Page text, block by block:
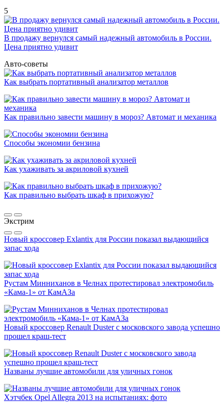
5
В продажу вернулся самый надежный автомобиль в России.
Цена приятно удивит
Авто-советы
Как выбрать портативный анализатор металлов
Как правильно завести машину в мороз? Автомат и механика
Способы экономии бензина
Как ухаживать за акриловой кухней
Как правильно выбрать шкаф в прихожую?
Экстрим
Новый кроссовер Exlantix для России показал выдающийся
запас хода
Рустам Минниханов в Челнах протестировал электромобиль
«Кама-1» от КамАЗа
Новый кроссовер Renault Duster с московского завода успешно
прошел краш-тест
Названы лучшие автомобили для уличных гонок
Хэтчбек Opel Allegra 2013 на испытаниях: фото